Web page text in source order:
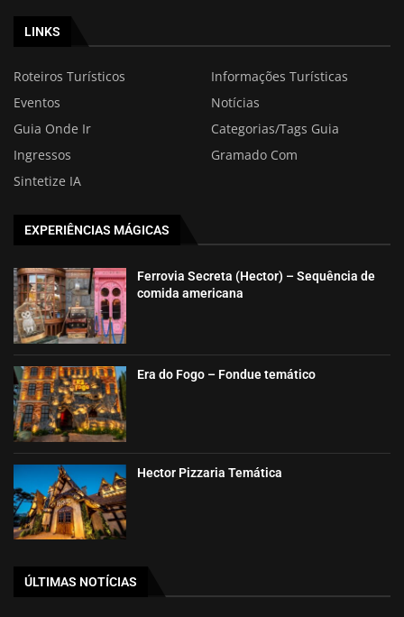
LINKS
Roteiros Turísticos
Informações Turísticas
Eventos
Notícias
Guia Onde Ir
Categorias/Tags Guia
Ingressos
Gramado Com
Sintetize IA
EXPERIÊNCIAS MÁGICAS
Ferrovia Secreta (Hector) – Sequência de
comida americana
Era do Fogo – Fondue temático
Hector Pizzaria Temática
ÚLTIMAS NOTÍCIAS